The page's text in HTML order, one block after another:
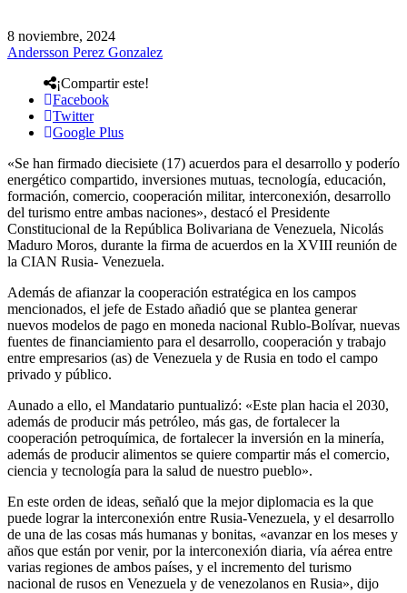
8 noviembre, 2024
Andersson Perez Gonzalez
¡Compartir este!
Facebook
Twitter
Google Plus
«Se han firmado diecisiete (17) acuerdos para el desarrollo y poderío
energético compartido, inversiones mutuas, tecnología, educación,
formación, comercio, cooperación militar, interconexión, desarrollo
del turismo entre ambas naciones», destacó el Presidente
Constitucional de la República Bolivariana de Venezuela, Nicolás
Maduro Moros, durante la firma de acuerdos en la XVIII reunión de
la CIAN Rusia- Venezuela.
Además de afianzar la cooperación estratégica en los campos
mencionados, el jefe de Estado añadió que se plantea generar
nuevos modelos de pago en moneda nacional Rublo-Bolívar, nuevas
fuentes de financiamiento para el desarrollo, cooperación y trabajo
entre empresarios (as) de Venezuela y de Rusia en todo el campo
privado y público.
Aunado a ello, el Mandatario puntualizó: «Este plan hacia el 2030,
además de producir más petróleo, más gas, de fortalecer la
cooperación petroquímica, de fortalecer la inversión en la minería,
además de producir alimentos se quiere compartir más el comercio,
ciencia y tecnología para la salud de nuestro pueblo».
En este orden de ideas, señaló que la mejor diplomacia es la que
puede lograr la interconexión entre Rusia-Venezuela, y el desarrollo
de una de las cosas más humanas y bonitas, «avanzar en los meses y
años que están por venir, por la interconexión diaria, vía aérea entre
varias regiones de ambos países, y el incremento del turismo
nacional de rusos en Venezuela y de venezolanos en Rusia», dijo